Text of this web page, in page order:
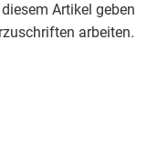
Artikel geben
arbeiten.